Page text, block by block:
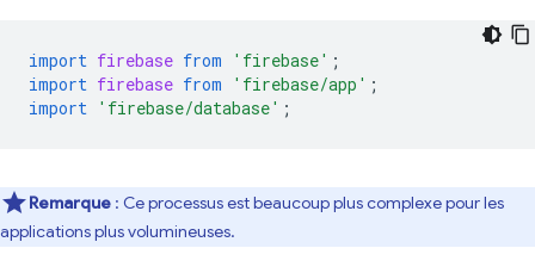
import firebase from 'firebase' ;
import firebase from 'firebase/app' ;
import 'firebase/database' ;
Remarque : Ce processus est beaucoup plus complexe pour les
applications plus volumineuses.